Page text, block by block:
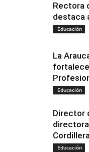
Rectora
destaca
Educación
La
Educación
Director
Educación